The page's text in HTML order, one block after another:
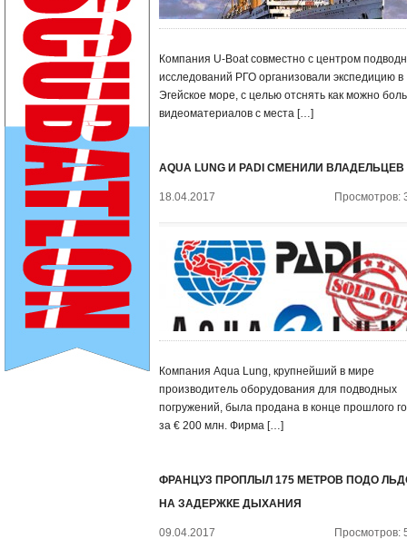
Компания U-Boat совместно с центром
исследований РГО организовали экспедицию в
Эгейское море, с целью отснять как можно
видеоматериалов с места […]
AQUA LUNG И PADI СМЕНИЛИ ВЛАДЕЛЬЦЕВ
18.04.2017 Просмотров:
Компания Aqua Lung, крупнейший в мире
производитель оборудования для подводных
погружений, была продана в конце прошлого
за € 200 млн. Фирма […]
ФРАНЦУЗ ПРОПЛЫЛ 175 МЕТРОВ ПОДО
НА ЗАДЕРЖКЕ ДЫХАНИЯ
09.04.2017 Просмотров: